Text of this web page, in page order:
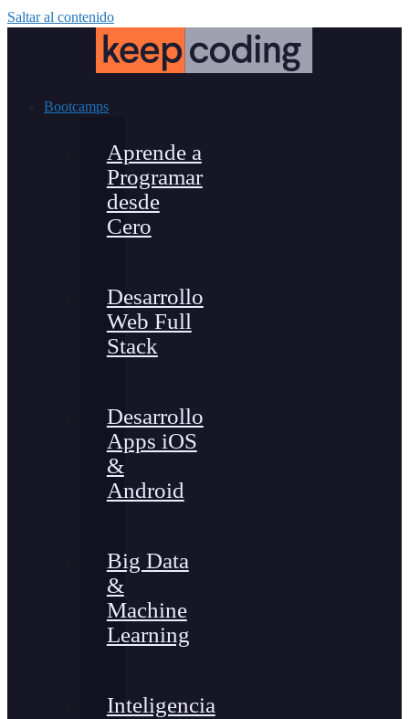
Saltar al contenido
Bootcamps
Aprende a
Programar
desde
Cero
Desarrollo
Web Full
Stack
Desarrollo
Apps iOS
&
Android
Big Data
&
Machine
Learning
Inteligencia